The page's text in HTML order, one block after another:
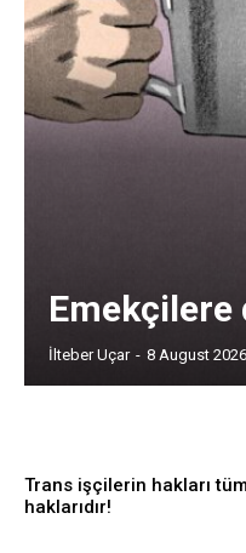
Emekçilere
İlteber Uçar - 8 August 2026
Trans işçilerin hakları
haklarıdır!